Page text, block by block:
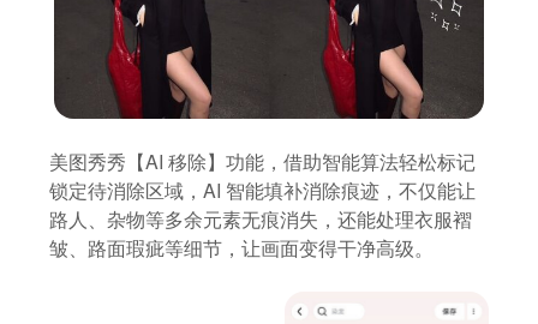
美图秀秀【AI 移除】功能，借助智能算法轻松标记
锁定待消除区域，AI 智能填补消除痕迹，不仅能让
路人、杂物等多余元素无痕消失，还能处理衣服褶
皱、路面瑕疵等细节，让画面变得干净高级。